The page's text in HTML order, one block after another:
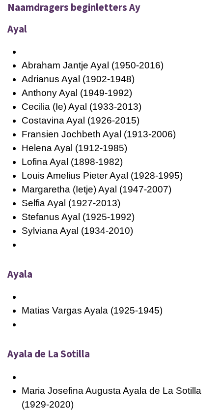
Naamdragers beginletters Ay
Ayal
Abraham Jantje Ayal (1950-2016)
Adrianus Ayal (1902-1948)
Anthony Ayal (1949-1992)
Cecilia (Ie) Ayal (1933-2013)
Costavina Ayal (1926-2015)
Fransien Jochbeth Ayal (1913-2006)
Helena Ayal (1912-1985)
Lofina Ayal (1898-1982)
Louis Amelius Pieter Ayal (1928-1995)
Margaretha (Ietje) Ayal (1947-2007)
Selfia Ayal (1927-2013)
Stefanus Ayal (1925-1992)
Sylviana Ayal (1934-2010)
Ayala
Matias Vargas Ayala (1925-1945)
Ayala de La Sotilla
Maria Josefina Augusta Ayala de La Sotilla
(1929-2020)